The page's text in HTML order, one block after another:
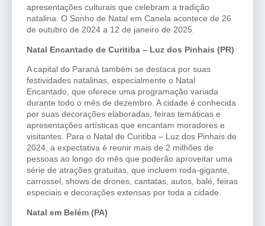
apresentações culturais que celebram a tradição
natalina. O Sonho de Natal em Canela acontece de 26
de outubro de 2024 a 12 de janeiro de 2025.
Natal Encantado de Curitiba – Luz dos Pinhais (PR)
A capital do Paraná também se destaca por suas
festividades natalinas, especialmente o Natal
Encantado, que oferece uma programação variada
durante todo o mês de dezembro. A cidade é conhecida
por suas decorações elaboradas, feiras temáticas e
apresentações artísticas que encantam moradores e
visitantes. Para o Natal de Curitiba – Luz dos Pinhais de
2024, a expectativa é reunir mais de 2 milhões de
pessoas ao longo do mês que poderão aproveitar uma
série de atrações gratuitas, que incluem roda-gigante,
carrossel, shows de drones, cantatas, autos, balé, feiras
especiais e decorações extensas por toda a cidade.
Natal em Belém (PA)